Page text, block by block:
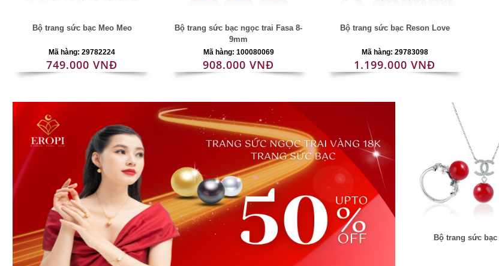
Bộ trang sức bạc Meo Meo
Mã hàng: 29782224
749.000 VNĐ
Bộ trang sức bạc ngọc trai Fasa 8-
9mm
Mã hàng: 100080069
908.000 VNĐ
Bộ trang sức bạc Reson Love
Mã hàng: 29783098
1.199.000 VNĐ
Bộ trang sức bạc